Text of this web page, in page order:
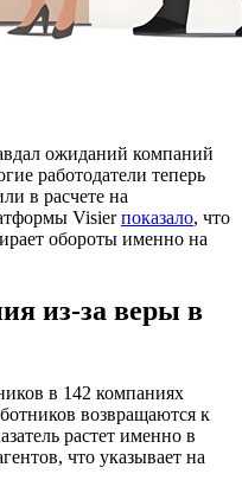
ожиданий компаний
работодатели теперь
в расчете на
Visierпоказало, что
обороты именно на
из-за веры в
в 142 компаниях
возвращаются к
растет именно в
что указывает на